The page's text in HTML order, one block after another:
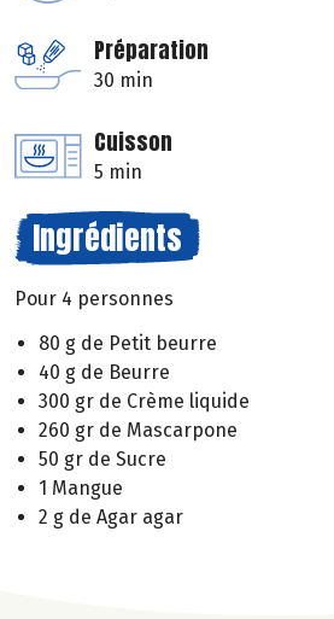
Préparation
30 min
Cuisson
5 min
Ingrédients
Pour 4 personnes
80 g de Petit beurre
40 g de Beurre
300 gr de Crème liquide
260 gr de Mascarpone
50 gr de Sucre
1 Mangue
2 g de Agar agar